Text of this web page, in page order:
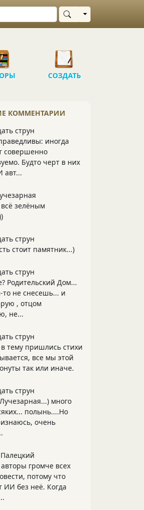
Выбрать область
СОЗДАТЬ
КОММЕНТАРИИ
струн
иногда
совершенно
Будто черт в них
авт...
зелёным
струн
стоит памятник...)
струн
Родительский Дом...
то не снесешь... и
, отцом
не...
струн
тему пришлись стихи
все мы этой
так или иначе.
струн
много
полынь....Но
очень
громче всех
потому что
ИИ без неё. Когда